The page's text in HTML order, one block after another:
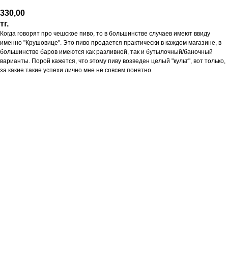
330,00
тг.
Когда говорят про чешское пиво, то в большинстве случаев имеют ввиду
именно "Крушовице". Это пиво продается практически в каждом магазине, в
большинстве баров имеются как разливной, так и бутылочный/баночный
варианты. Порой кажется, что этому пиву возведен целый "культ", вот только,
за какие такие успехи лично мне не совсем понятно.